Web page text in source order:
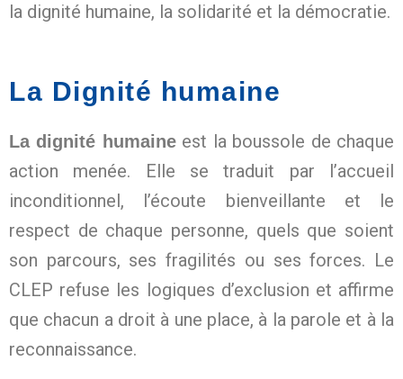
la dignité humaine, la solidarité et la démocratie.
La Dignité humaine
La dignité humaineest la boussole de chaque
action menée. Elle se traduit par l’accueil
inconditionnel, l’écoute bienveillante et le
respect de chaque personne, quels que soient
son parcours, ses fragilités ou ses forces. Le
CLEP refuse les logiques d’exclusion et affirme
que chacun a droit à une place, à la parole et à la
reconnaissance.